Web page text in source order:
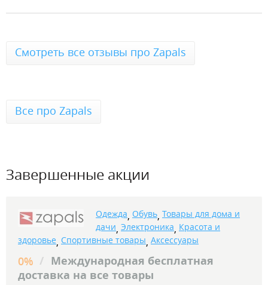
Смотреть все отзывы про Zapals
Все про Zapals
Завершенные акции
Одежда, Обувь, Товары для дома и
дачи, Электроника, Красота и
здоровье, Спортивные товары, Аксессуары
0% / Международная бесплатная
доставка на все товары